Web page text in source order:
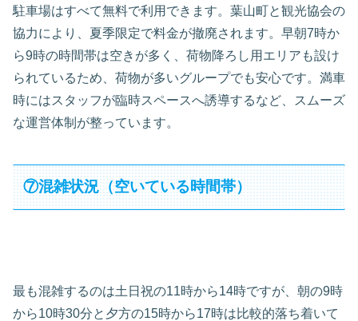
駐車場はすべて無料で利用できます。葉山町と観光協会の
協力により、夏季限定で料金が撤廃されます。早朝7時か
ら9時の時間帯は空きが多く、荷物降ろし用エリアも設け
られているため、荷物が多いグループでも安心です。満車
時にはスタッフが臨時スペースへ誘導するなど、スムーズ
な運営体制が整っています。
⑦混雑状況（空いている時間帯）
最も混雑するのは土日祝の11時から14時ですが、朝の9時
から10時30分と夕方の15時から17時は比較的落ち着いて